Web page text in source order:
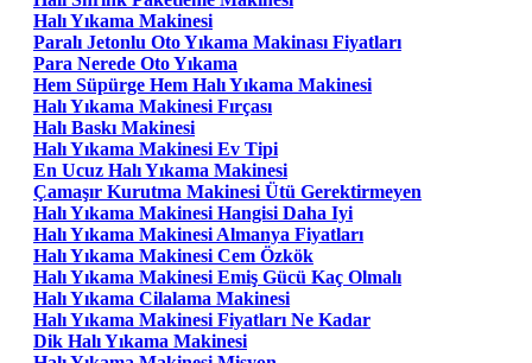
Halı Yıkama Makinesi
Paralı Jetonlu Oto Yıkama Makinası Fiyatları
Para Nerede Oto Yıkama
Hem Süpürge Hem Halı Yıkama Makinesi
Halı Yıkama Makinesi Fırçası
Halı Baskı Makinesi
Halı Yıkama Makinesi Ev Tipi
En Ucuz Halı Yıkama Makinesi
Çamaşır Kurutma Makinesi Ütü Gerektirmeyen
Halı Yıkama Makinesi Hangisi Daha Iyi
Halı Yıkama Makinesi Almanya Fiyatları
Halı Yıkama Makinesi Cem Özkök
Halı Yıkama Makinesi Emiş Gücü Kaç Olmalı
Halı Yıkama Cilalama Makinesi
Halı Yıkama Makinesi Fiyatları Ne Kadar
Dik Halı Yıkama Makinesi